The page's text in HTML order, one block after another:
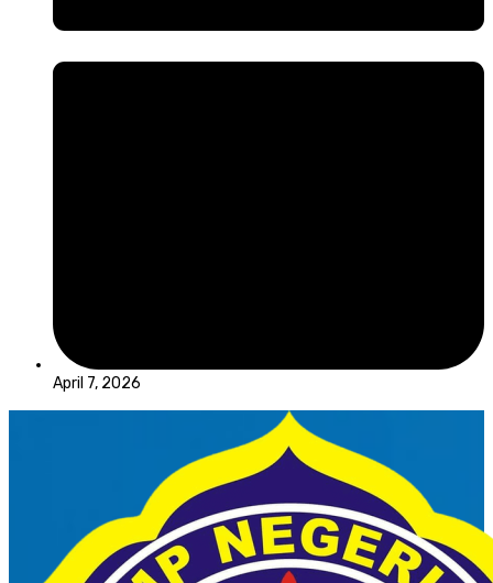
April 7, 2026